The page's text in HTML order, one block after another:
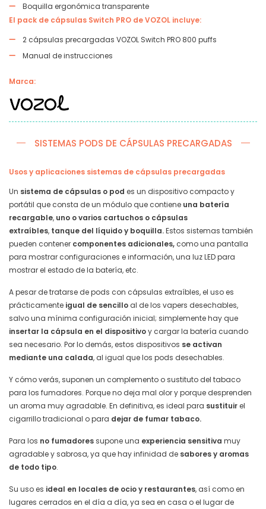
Boquilla ergonómica transparente
El pack de cápsulas Switch PRO de VOZOL incluye:
2 cápsulas precargadas VOZOL Switch PRO 800 puffs
Manual de instrucciones
Marca:
SISTEMAS PODS DE CÁPSULAS PRECARGADAS
Usos y aplicaciones sistemas de cápsulas precargadas
Un sistema de cápsulas o pod es un dispositivo compacto y
portátil que consta de un módulo que contiene una batería
recargable, uno o varios cartuchos o cápsulas
extraíbles, tanque del líquido y boquilla.Estos sistemas también
pueden contener componentes adicionales, como una pantalla
para mostrar configuraciones e información, una luz LED para
mostrar el estado de la batería, etc.
A pesar de tratarse de pods con cápsulas extraíbles, el uso es
prácticamente igual de sencillo al de los vapers desechables,
salvo una mínima configuración inicial; simplemente hay que
insertar la cápsula en el dispositivoy cargar la batería cuando
sea necesario. Por lo demás, estos dispositivos se activan
mediante una calada, al igual que los pods desechables.
Y cómo verás, suponen un complemento o sustituto del tabaco
para los fumadores. Porque no deja mal olor y porque desprenden
un aroma muy agradable. En definitiva, es ideal para sustituir el
cigarrillo tradicional o para dejar de fumar tabaco.
Para los no fumadoressupone una experiencia sensitiva muy
agradable y sabrosa, ya que hay infinidad de sabores y aromas
de todo tipo.
Su uso es ideal en locales de ocio y restaurantes, así como en
lugares cerrados en el día a día, ya sea en casa o el lugar de